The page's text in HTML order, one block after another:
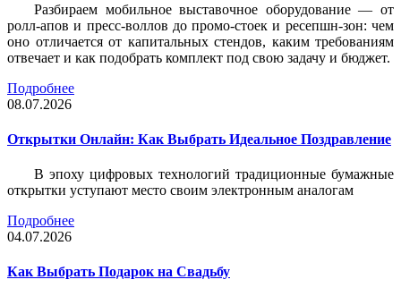
Разбираем мобильное выставочное оборудование — от
ролл-апов и пресс-воллов до промо-стоек и ресепшн-зон: чем
оно отличается от капитальных стендов, каким требованиям
отвечает и как подобрать комплект под свою задачу и бюджет.
Подробнее
08.07.2026
Открытки Онлайн: Как Выбрать Идеальное Поздравление
В эпоху цифровых технологий традиционные бумажные
открытки уступают место своим электронным аналогам
Подробнее
04.07.2026
Как Выбрать Подарок на Свадьбу